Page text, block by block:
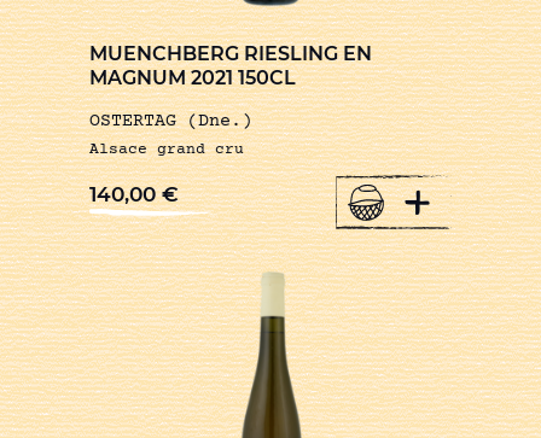
MUENCHBERG RIESLING EN
MAGNUM 2021 150CL
OSTERTAG (Dne.)
Alsace grand cru
140,00€ +